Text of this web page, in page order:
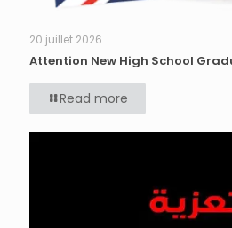
20 juillet 2026
Attention New High School
Read more